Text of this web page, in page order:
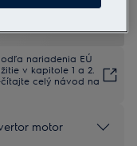
nariadenia EÚ
v kapitole 1 a 2.
celý návod na
motor